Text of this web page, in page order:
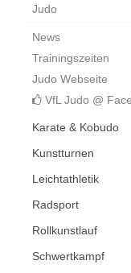
Judo
News
Trainingszeiten
Judo Webseite
VfL Judo @
Karate & Kobudo
Kunstturnen
Leichtathletik
Radsport
Rollkunstlauf
Schwertkampf